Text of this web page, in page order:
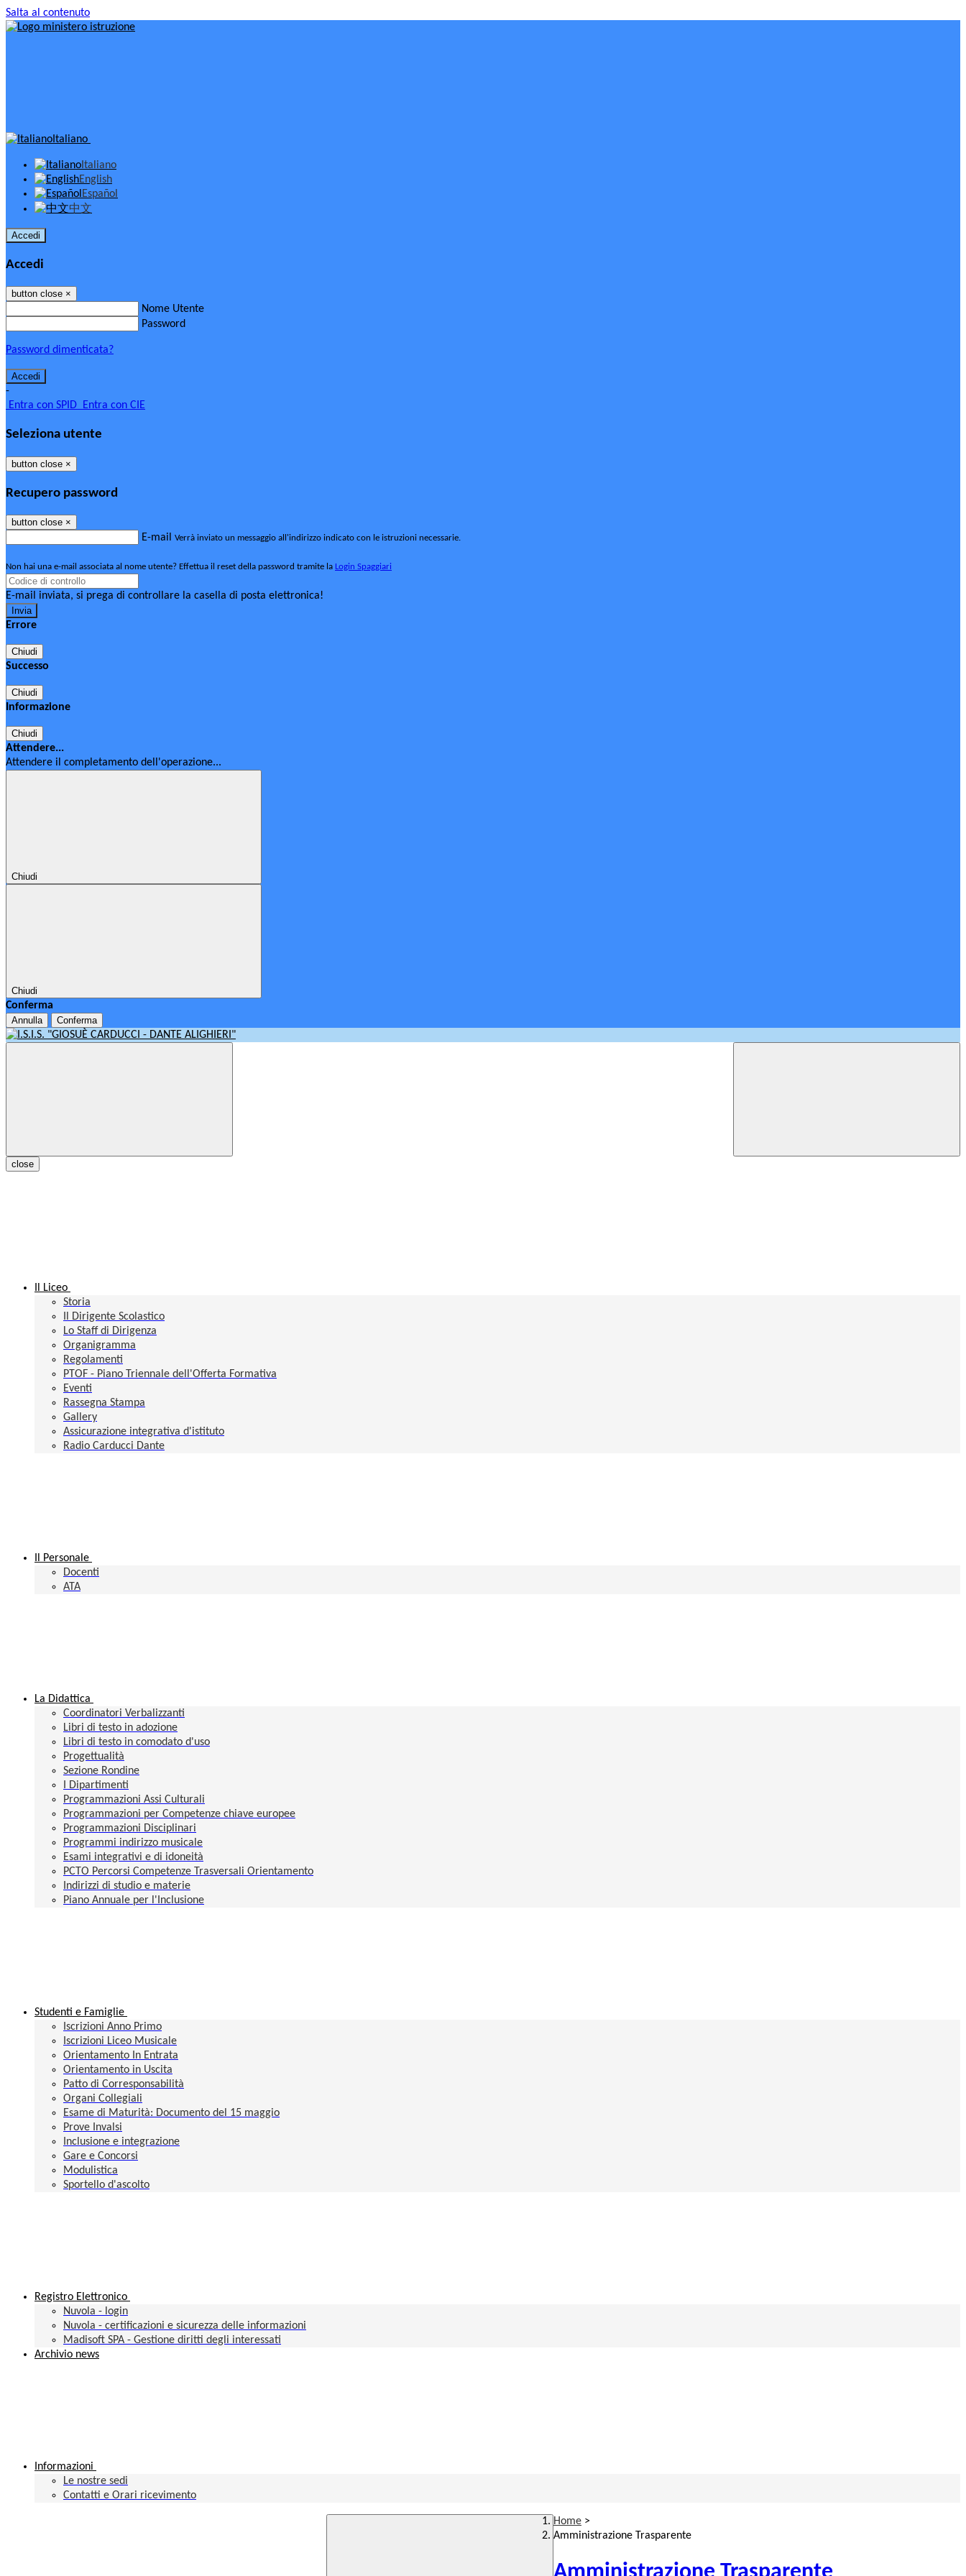
Salta al contenuto
Italiano
Italiano
English
Español
中文
Accedi
Accedi
button close ×
Nome Utente
Password
Password dimenticata?
-
Entra con SPID Entra con CIE
Seleziona utente
button close ×
Recupero password
button close ×
E-mail Verrà inviato un messaggio all'indirizzo indicato con le istruzioni necessarie.
Non hai una e-mail associata al nome utente? Effettua il reset della password tramite la Login Spaggiari
E-mail inviata, si prega di controllare la casella di posta elettronica!
Errore
Chiudi
Successo
Chiudi
Informazione
Chiudi
Attendere...
Attendere il completamento dell'operazione...
Chiudi
Chiudi
Conferma
Annulla Conferma
close
Il Liceo
Storia
Il Dirigente Scolastico
Lo Staff di Dirigenza
Organigramma
Regolamenti
PTOF - Piano Triennale dell'Offerta Formativa
Eventi
Rassegna Stampa
Gallery
Assicurazione integrativa d'istituto
Radio Carducci Dante
Il Personale
Docenti
ATA
La Didattica
Coordinatori Verbalizzanti
Libri di testo in adozione
Libri di testo in comodato d'uso
Progettualità
Sezione Rondine
I Dipartimenti
Programmazioni Assi Culturali
Programmazioni per Competenze chiave europee
Programmazioni Disciplinari
Programmi indirizzo musicale
Esami integrativi e di idoneità
PCTO Percorsi Competenze Trasversali Orientamento
Indirizzi di studio e materie
Piano Annuale per l'Inclusione
Studenti e Famiglie
Iscrizioni Anno Primo
Iscrizioni Liceo Musicale
Orientamento In Entrata
Orientamento in Uscita
Patto di Corresponsabilità
Organi Collegiali
Esame di Maturità: Documento del 15 maggio
Prove Invalsi
Inclusione e integrazione
Gare e Concorsi
Modulistica
Sportello d'ascolto
Registro Elettronico
Nuvola - login
Nuvola - certificazioni e sicurezza delle informazioni
Madisoft SPA - Gestione diritti degli interessati
Archivio news
Informazioni
Le nostre sedi
Contatti e Orari ricevimento
Home >
Amministrazione Trasparente